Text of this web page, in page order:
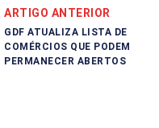
ARTIGO ANTERIOR
GDF ATUALIZA LISTA DE
COMÉRCIOS QUE PODEM
PERMANECER ABERTOS